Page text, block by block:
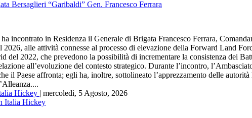
in Residenza il Generale di Brigata Francesco Ferrara,
alle attività connesse al processo di elevazione della Forward Land
del 2022, che prevedono la possibilità di incrementare la consistenza dei
all’evoluzione del contesto strategico. Durante l’incontro,
il Paese affronta; egli ha, inoltre, sottolineato l’apprezzamento delle
Hickey | mercoledì, 5 Agosto, 2026